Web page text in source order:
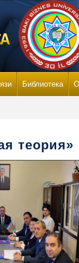
Библиотека
теория»